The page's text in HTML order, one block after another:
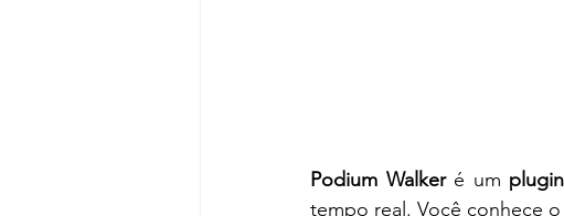
Podium Walker é um
tempo real. Você conhece o